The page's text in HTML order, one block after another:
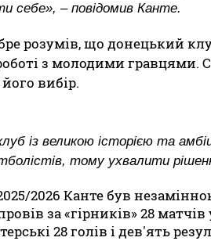
себе», – повідомив Канте.
розумів, що донецький
з молодими гравцями.
вибір.
із великою історією та
тому ухвалити
2026 Канте був
за «гірників» 28
28 голів і дев'ять